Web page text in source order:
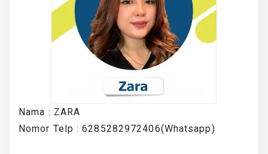
Nama : ZARA
Nomor Telp : 6285282972406(Whatsapp)